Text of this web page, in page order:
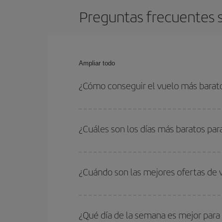
Preguntas frecuentes
Ampliar todo
¿Cómo conseguir el vuelo más
con las fechas y horarios de ida y vuelta.
¿Cuáles son los días más baratos
quieres ir y en qué fechas habías pensado
para que puedas encontrar la mejor oferta.
¿Cuándo son las mejores ofertas
periodos de vacaciones escolares son
¿Qué día de la semana es mejor